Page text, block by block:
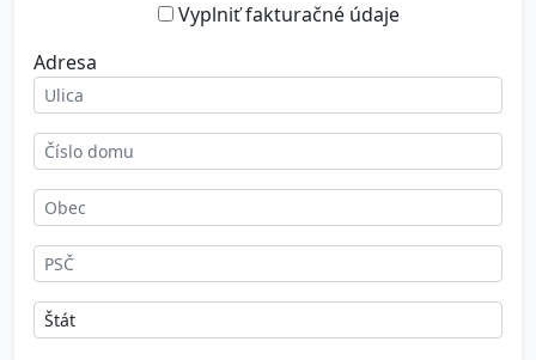
Vyplniť fakturačné údaje
Adresa